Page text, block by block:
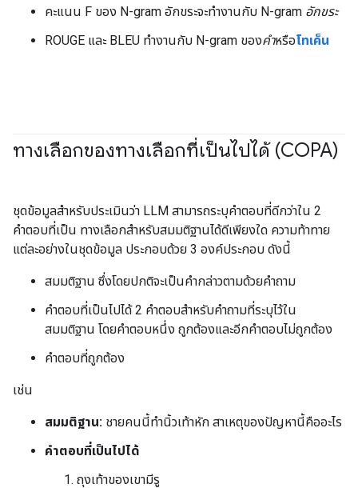
คะแนน F ของ N-gram อักขระจะทำงานกับ N-gram อักขระ
ROUGE และ BLEU ทำงานกับ N-gram ของคำหรือโทเค็น
ทางเลือกของทางเลือกที่เป็นไปได้ (COPA)
ชุดข้อมูลสำหรับประเมินว่า LLM สามารถระบุคำตอบที่ดีกว่าใน 2
คำตอบที่เป็น ทางเลือกสำหรับสมมติฐานได้ดีเพียงใด ความท้าทาย
แต่ละอย่างในชุดข้อมูล ประกอบด้วย 3 องค์ประกอบ ดังนี้
สมมติฐาน ซึ่งโดยปกติจะเป็นคำกล่าวตามด้วยคำถาม
คำตอบที่เป็นไปได้ 2 คำตอบสำหรับคำถามที่ระบุไว้ใน
สมมติฐาน โดยคำตอบหนึ่ง ถูกต้องและอีกคำตอบไม่ถูกต้อง
คำตอบที่ถูกต้อง
เช่น
สมมติฐาน: ชายคนนี้ทำนิ้วเท้าหัก สาเหตุของปัญหานี้คืออะไร
คำตอบที่เป็นไปได้
ถุงเท้าของเขามีรู